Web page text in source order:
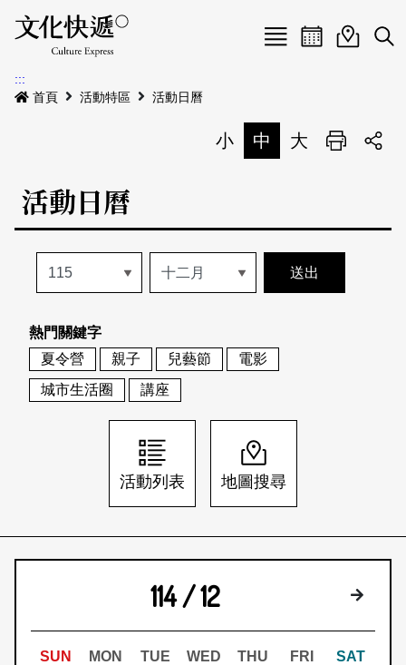
Menu
最新公告
本期專題
歷史專題
活動特區
活動列表
地圖搜尋
關於我們
關於我們
刊物索取地點
會員基本資料
刊登活動
網站導覽 English
日本語 登入/註冊
活動日曆活動地圖
展
:::
首頁
活動特區 活動日曆
小 中 大 列印
活動日曆
熱門關鍵字
夏令營
親子 兒藝節
電影
城市生活圈
講座
活動列表 地圖搜尋
114 / 12 下個月
SUN MON TUE WED THU FRI SAT